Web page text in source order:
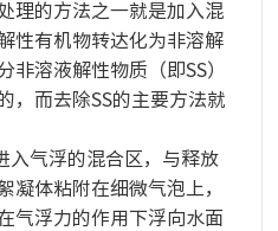
理的方法之一就是加入混
性有机物转达化为非溶解
非溶液解性物质（即SS）
，而去除SS的主要方法就
入气浮的混合区，与释放
凝体粘附在细微气泡上，
气浮力的作用下浮向水面